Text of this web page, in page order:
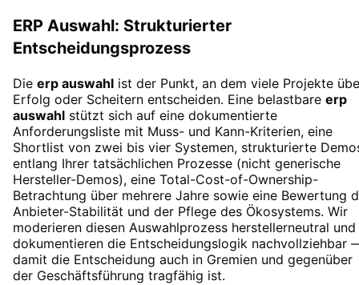
ERP Auswahl: Strukturierter
Entscheidungsprozess
Die erp auswahl ist der Punkt, an dem viele Projekte
Erfolg oder Scheitern entscheiden. Eine belastbare erp
auswahl stützt sich auf eine dokumentierte
Anforderungsliste mit Muss- und Kann-Kriterien, eine
Shortlist von zwei bis vier Systemen, strukturierte
entlang Ihrer tatsächlichen Prozesse (nicht generische
Hersteller-Demos), eine Total-Cost-of-Ownership-
Betrachtung über mehrere Jahre sowie eine Bewertung
Anbieter-Stabilität und der Pflege des Ökosystems. Wir
moderieren diesen Auswahlprozess herstellerneutral und
dokumentieren die Entscheidungslogik nachvollziehbar
damit die Entscheidung auch in Gremien und gegenüber
der Geschäftsführung tragfähig ist.